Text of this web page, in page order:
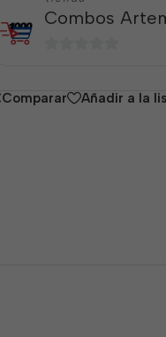
Combos
5
Comparar Añadir a la